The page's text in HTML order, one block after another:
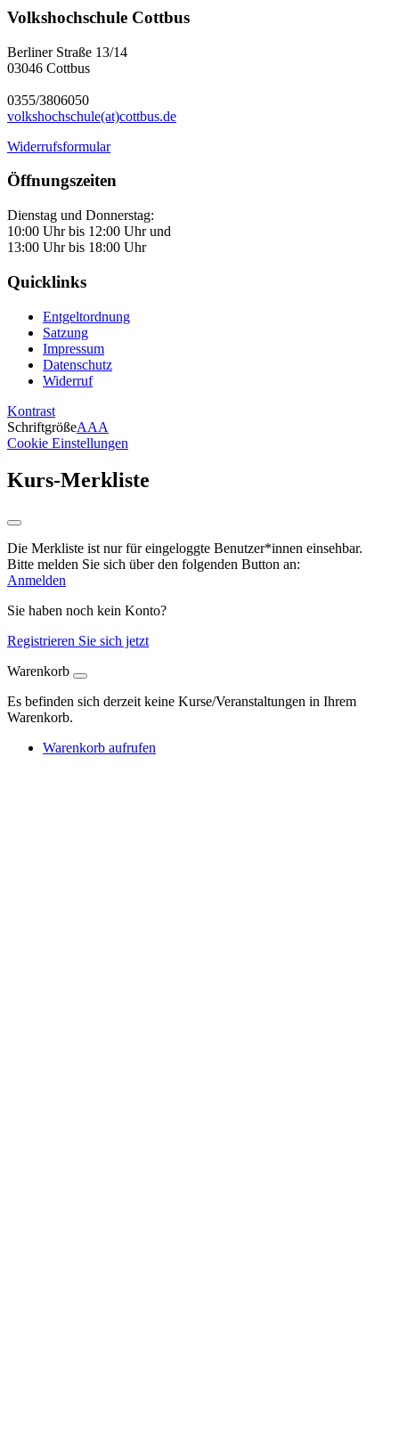
Volkshochschule Cottbus
Berliner Straße 13/14
03046 Cottbus
0355/3806050
volkshochschule(at)cottbus.de
Widerrufsformular
Öffnungszeiten
Dienstag und Donnerstag:
10:00 Uhr bis 12:00 Uhr und
13:00 Uhr bis 18:00 Uhr
Quicklinks
Entgeltordnung
Satzung
Impressum
Datenschutz
Widerruf
Kontrast
SchriftgrößeAAA
Cookie Einstellungen
Kurs-Merkliste
Die Merkliste ist nur für eingeloggte Benutzer*innen einsehbar.
Bitte melden Sie sich über den folgenden Button an:
Anmelden
Sie haben noch kein Konto?
Registrieren Sie sich jetzt
Warenkorb
Es befinden sich derzeit keine Kurse/Veranstaltungen in Ihrem
Warenkorb.
Warenkorb aufrufen